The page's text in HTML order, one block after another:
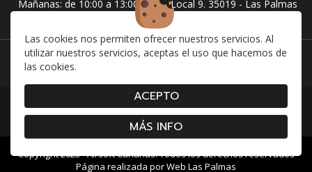
Las cookies nos permiten ofrecer nuestros servicios. Al
utilizar nuestros servicios, aceptas el uso que hacemos de
las cookies.
ACEPTO
MÁS INFO
Mañanas: de 10:00 a 13:00
Local 9. 35019 - Las Palmas
Facebook
Condiciones de compra|Aviso Legal|Política de Privacidad|Cookies
Copyright 2023 - Airsoft Canarias. Todos los derechos reservados
Página realizada porWeb Las Palmas